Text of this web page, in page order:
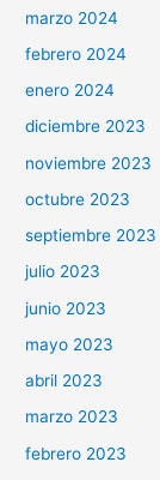
marzo 2024
febrero 2024
enero 2024
diciembre 2023
noviembre 2023
octubre 2023
septiembre 2023
julio 2023
junio 2023
mayo 2023
abril 2023
marzo 2023
febrero 2023